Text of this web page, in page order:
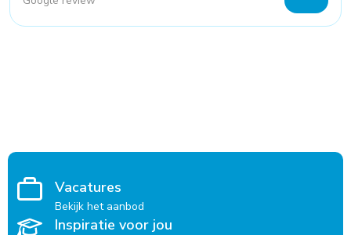
Vacatures
Bekijk het aanbod
Inspiratie voor jou